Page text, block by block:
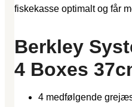
fiskekasse optimalt og får
Berkley
4 Boxes
4 medfølgende